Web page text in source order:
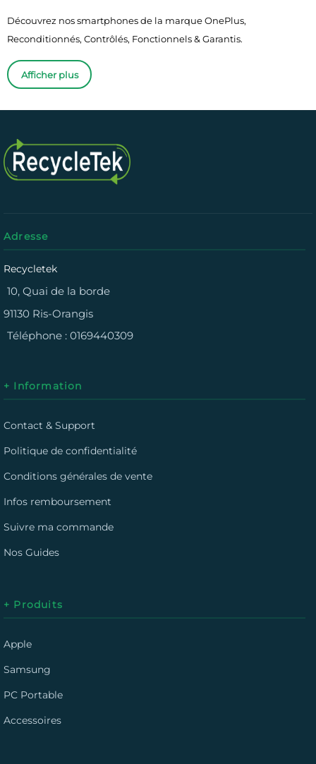
Découvrez nos smartphones de la marque OnePlus,
Reconditionnés, Contrôlés, Fonctionnels & Garantis.
Afficher plus
Adresse
Recycletek
10, Quai de la borde
91130 Ris-Orangis
Téléphone : 0169440309
+ Information
Contact & Support
Politique de confidentialité
Conditions générales de vente
Infos remboursement
Suivre ma commande
Nos Guides
+ Produits
Apple
Samsung
PC Portable
Accessoires